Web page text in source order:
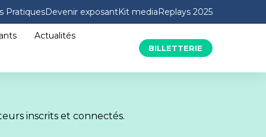
PratiquesDevenir exposantKit mediaReplays 2025
Actualités
BILLETTERIE
inscrits et connectés.